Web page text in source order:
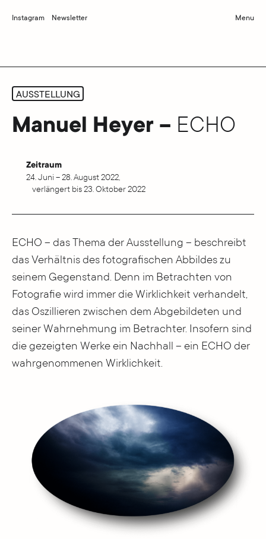
Instagram Newsletter Menu
AUSSTELLUNG
Manuel Heyer – ECHO
Zeitraum
24. Juni – 28. August 2022,
verlängert bis 23. Oktober 2022
ECHO – das Thema der Ausstellung – beschreibt
das Verhältnis des fotografischen Abbildes zu
seinem Gegenstand. Denn im Betrachten von
Fotografie wird immer die Wirklichkeit verhandelt,
das Oszillieren zwischen dem Abgebildeten und
seiner Wahrnehmung im Betrachter. Insofern sind
die gezeigten Werke ein Nachhall – ein ECHO der
wahrgenommenen Wirklichkeit.